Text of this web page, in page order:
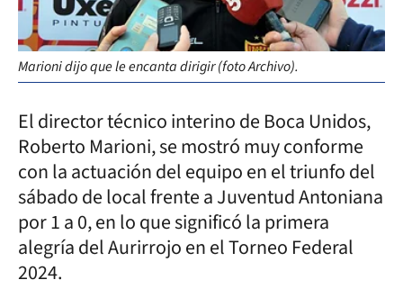
Marioni dijo que le encanta dirigir (foto Archivo).
El director técnico interino de Boca Unidos,
Roberto Marioni, se mostró muy conforme
con la actuación del equipo en el triunfo del
sábado de local frente a Juventud Antoniana
por 1 a 0, en lo que significó la primera
alegría del Aurirrojo en el Torneo Federal
2024.